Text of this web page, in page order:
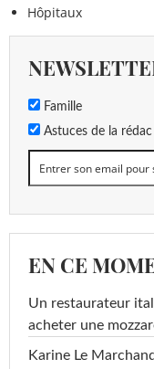
Hôpitaux
Famille
Astuces de la rédac
EN CE
Un restaurateur
acheter une
Karine Le